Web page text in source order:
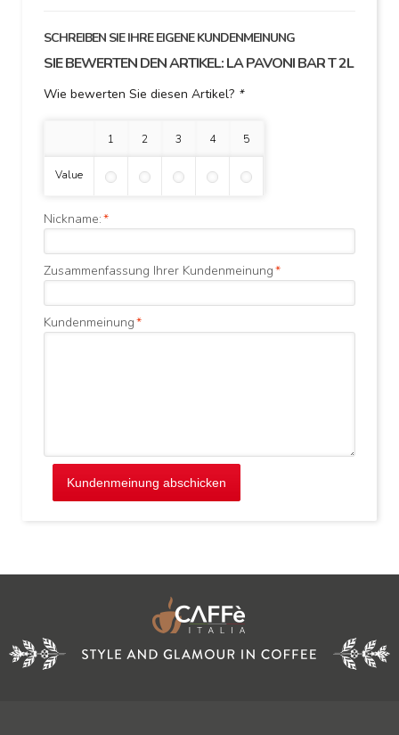
SCHREIBEN SIE IHRE EIGENE KUNDENMEINUNG
SIE BEWERTEN DEN ARTIKEL:LA PAVONI BAR T 2L
Wie bewerten Sie diesen Artikel? *
1 Stern 2 Sterne3 Sterne4 Sterne5 Sterne
Value
*
Nickname:
*
Zusammenfassung Ihrer Kundenmeinung
*
Kundenmeinung
Kundenmeinung abschicken